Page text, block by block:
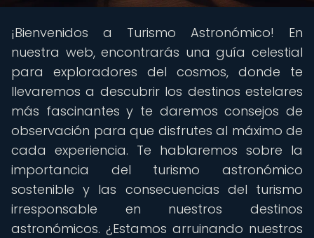
¡Bienvenidos a Turismo Astronómico! En
nuestra web, encontrarás una guía celestial
para exploradores del cosmos, donde te
llevaremos a descubrir los destinos estelares
más fascinantes y te daremos consejos de
observación para que disfrutes al máximo de
cada experiencia. Te hablaremos sobre la
importancia del turismo astronómico
sostenible y las consecuencias del turismo
irresponsable en nuestros destinos
astronómicos. ¿Estamos arruinando nuestros